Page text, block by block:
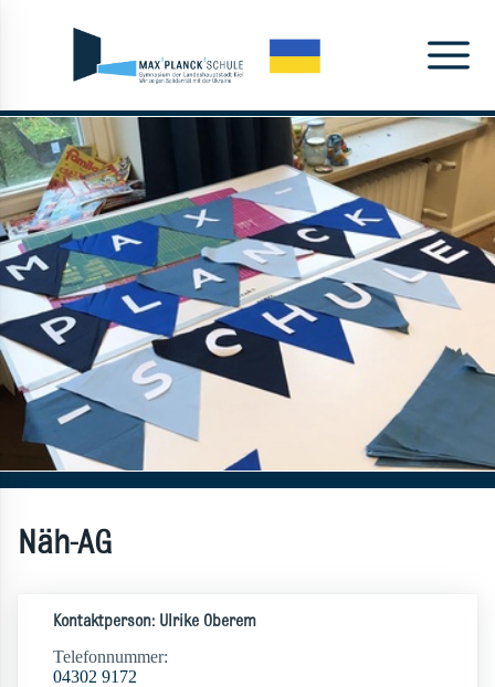
Näh-AG
Kontaktperson: Ulrike Oberem
Telefonnummer:
04302 9172